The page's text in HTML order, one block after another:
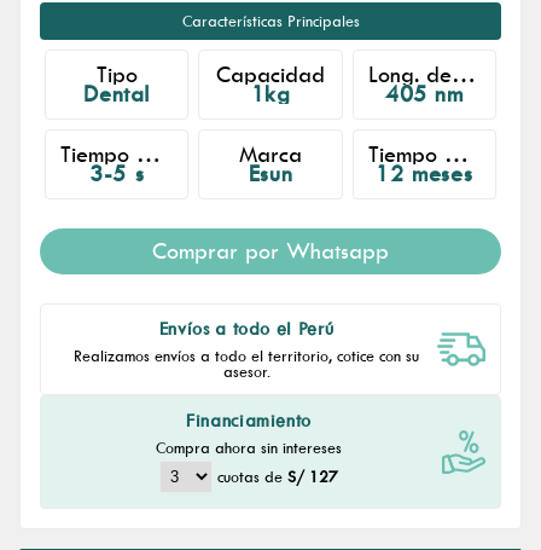
Características Principales
Tipo
Dental
Capacidad
1kg
Long. de Onda
405 nm
Tiempo de Exposición
3-5 s
Marca
Esun
Tiempo de Almacenado
12 meses
Comprar por Whatsapp
Envíos a todo el Perú
Realizamos envíos a todo el territorio, cotice con su
asesor.
Financiamiento
Compra ahora sin intereses
cuotas deS/ 127